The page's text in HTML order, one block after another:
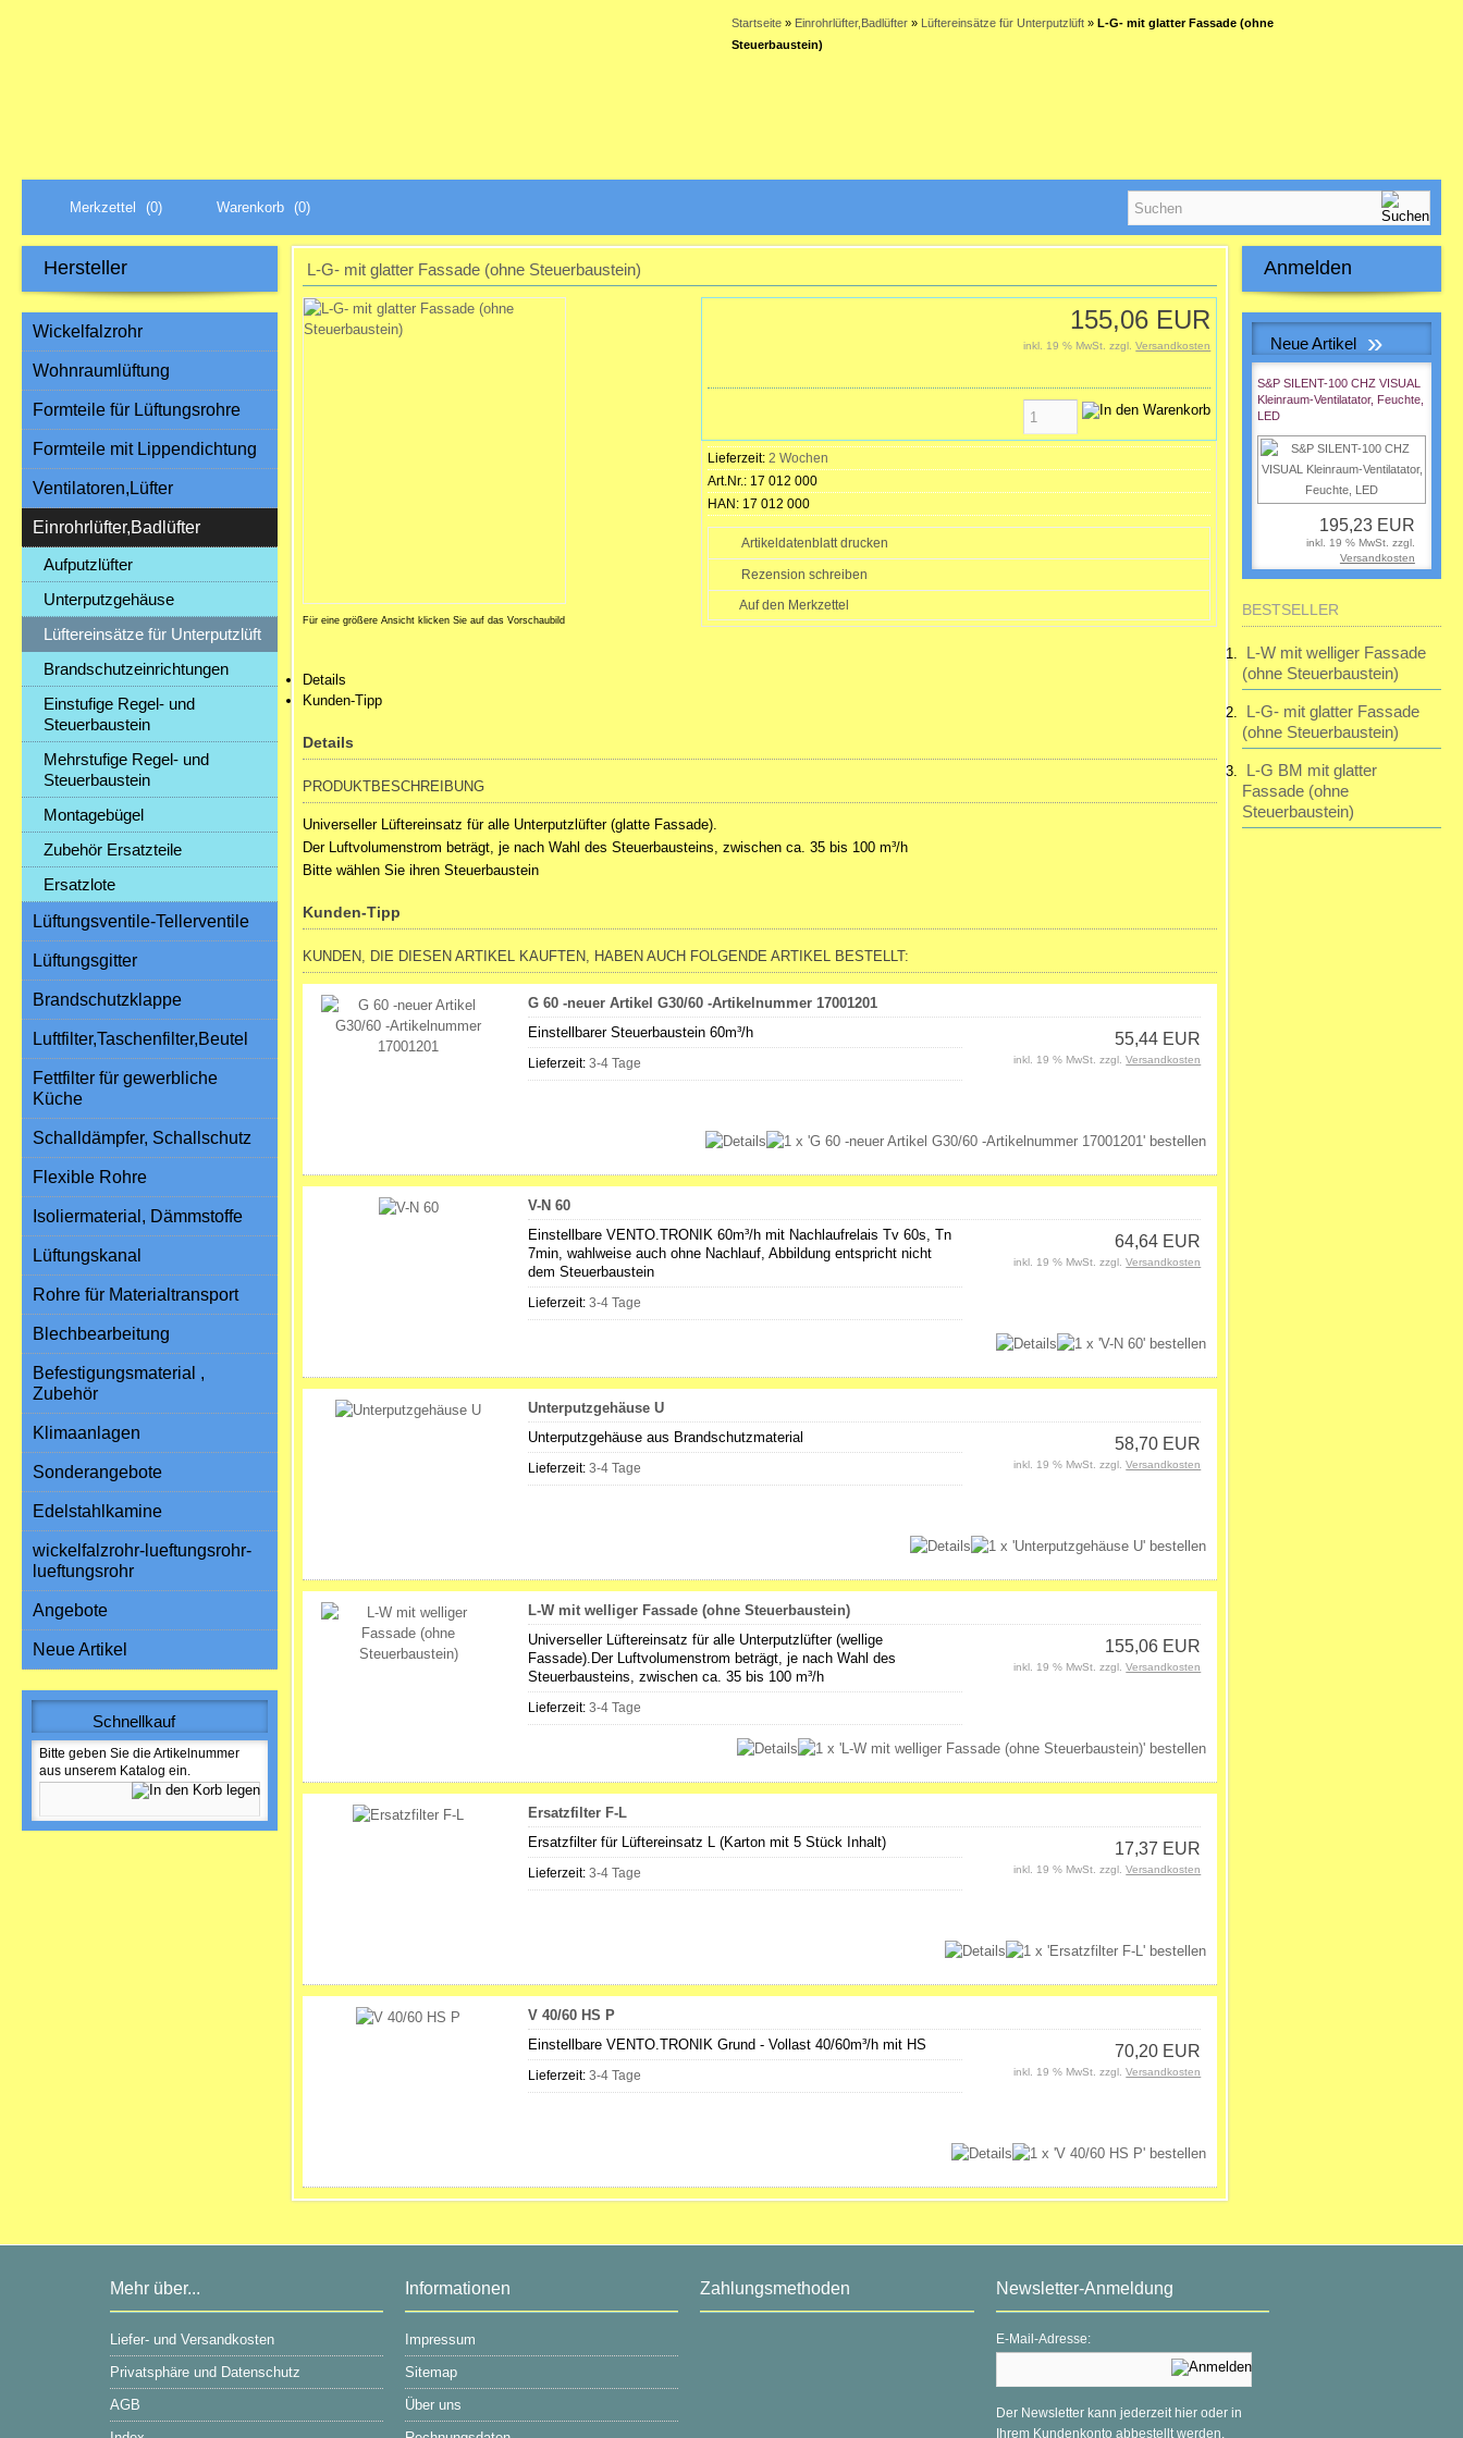
Startseite» Einrohrlüfter,Badlüfter» Lüftereinsätze für Unterputzlüft» L-G- mit glatter Fassade (ohne
Steuerbaustein)
Warenkorb (0)
Merkzettel (0)
L-G- mit glatter Fassade (ohne Steuerbaustein)
Für eine größere Ansicht klicken Sie auf das Vorschaubild
155,06 EUR
inkl. 19 % MwSt. zzgl.Versandkosten
Lieferzeit: 2 Wochen
Art.Nr.: 17 012 000
HAN: 17 012 000
Artikeldatenblatt drucken
Rezension schreiben
Details
Kunden-Tipp
Details
PRODUKTBESCHREIBUNG
Universeller Lüftereinsatz für alle Unterputzlüfter (glatte Fassade).
Der Luftvolumenstrom beträgt, je nach Wahl des Steuerbausteins, zwischen ca. 35 bis 100 m³/h
Bitte wählen Sie ihren Steuerbaustein
Kunden-Tipp
KUNDEN, DIE DIESEN ARTIKEL KAUFTEN, HABEN AUCH FOLGENDE ARTIKEL BESTELLT:
G 60 -neuer Artikel G30/60 -Artikelnummer 17001201
Einstellbarer Steuerbaustein 60m³/h
Lieferzeit: 3-4 Tage
55,44 EUR
inkl. 19 % MwSt. zzgl.Versandkosten
V-N 60
Einstellbare VENTO.TRONIK 60m³/h mit Nachlaufrelais Tv 60s, Tn
7min, wahlweise auch ohne Nachlauf, Abbildung entspricht nicht
dem Steuerbaustein
Lieferzeit: 3-4 Tage
64,64 EUR
inkl. 19 % MwSt. zzgl.Versandkosten
Unterputzgehäuse U
Unterputzgehäuse aus Brandschutzmaterial
Lieferzeit: 3-4 Tage
58,70 EUR
inkl. 19 % MwSt. zzgl.Versandkosten
L-W mit welliger Fassade (ohne Steuerbaustein)
Universeller Lüftereinsatz für alle Unterputzlüfter (wellige
Fassade).Der Luftvolumenstrom beträgt, je nach Wahl des
Steuerbausteins, zwischen ca. 35 bis 100 m³/h
Lieferzeit: 3-4 Tage
155,06 EUR
inkl. 19 % MwSt. zzgl.Versandkosten
Ersatzfilter F-L
Ersatzfilter für Lüftereinsatz L (Karton mit 5 Stück Inhalt)
Lieferzeit: 3-4 Tage
17,37 EUR
inkl. 19 % MwSt. zzgl.Versandkosten
V 40/60 HS P
Einstellbare VENTO.TRONIK Grund - Vollast 40/60m³/h mit HS
Lieferzeit: 3-4 Tage
70,20 EUR
inkl. 19 % MwSt. zzgl.Versandkosten
Hersteller
Wickelfalzrohr
Wohnraumlüftung
Formteile für Lüftungsrohre
Formteile mit Lippendichtung
Ventilatoren,Lüfter
Einrohrlüfter,Badlüfter
Aufputzlüfter
Unterputzgehäuse
Lüftereinsätze für Unterputzlüft
Brandschutzeinrichtungen
Einstufige Regel- und
Steuerbaustein
Mehrstufige Regel- und
Steuerbaustein
Montagebügel
Zubehör Ersatzteile
Ersatzlote
Lüftungsventile-Tellerventile
Lüftungsgitter
Brandschutzklappe
Luftfilter,Taschenfilter,Beutel
Fettfilter für gewerbliche
Küche
Schalldämpfer, Schallschutz
Flexible Rohre
Isoliermaterial, Dämmstoffe
Lüftungskanal
Rohre für Materialtransport
Blechbearbeitung
Befestigungsmaterial ,
Zubehör
Klimaanlagen
Sonderangebote
Edelstahlkamine
wickelfalzrohr-lueftungsrohr-
lueftungsrohr
Angebote
Neue Artikel
Schnellkauf
Bitte geben Sie die Artikelnummer
aus unserem Katalog ein.
Anmelden
Passwort vergessen?
Neue Artikel »
S&P SILENT-100 CHZ VISUAL
Kleinraum-Ventilatator, Feuchte,
LED
195,23 EUR
inkl. 19 % MwSt. zzgl.
Versandkosten
BESTSELLER
L-W mit welliger Fassade
(ohne Steuerbaustein)
L-G- mit glatter Fassade
(ohne Steuerbaustein)
L-G BM mit glatter
Fassade (ohne
Steuerbaustein)
Mehr über...
Liefer- und Versandkosten
Privatsphäre und Datenschutz
AGB
Informationen
Impressum
Sitemap
Über uns
Zahlungsmethoden Newsletter-Anmeldung
E-Mail-Adresse:
Der Newsletter kann jederzeit hier oder in
Ihrem Kundenkonto abbestellt werden.